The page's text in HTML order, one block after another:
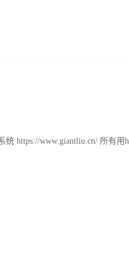
https://www.giantliu.cn/ 所有用